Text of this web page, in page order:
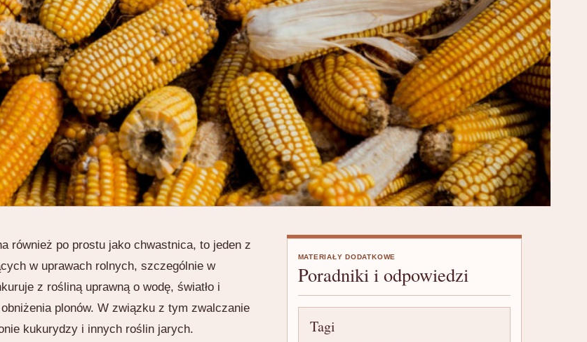
również po prostu jako chwastnica, to jeden z
w uprawach rolnych, szczególnie w
z rośliną uprawną o wodę, światło i
plonów. W związku z tym zwalczanie
kukurydzy i innych roślin jarych.
MATERIAŁY DODATKOWE
Poradniki i odpowiedzi
Tagi